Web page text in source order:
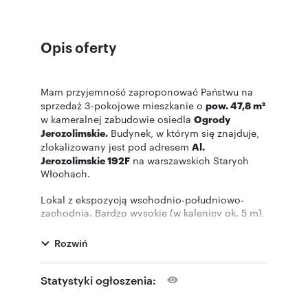
Opis oferty
Mam przyjemność zaproponować Państwu na
sprzedaż 3-pokojowe mieszkanie o pow. 47,8 m²
w kameralnej zabudowie osiedla Ogrody
Jerozolimskie. Budynek, w którym się znajduje,
zlokalizowany jest pod adresem Al.
Jerozolimskie 192F na warszawskich Starych
Włochach.
Lokal z ekspozycją wschodnio-południowo-
zachodnią. Bardzo wysokie (w kalenicy ok. 5 m),
połaciowym. Z salonu wydzielona została
przestrzeń sypialniana. Aneks kuchenny przybrał
dzięki temu postać otwartej kuchni z praktyczną
wyspą. Osobny pokój może również pełnić rolę
gabinetu. Na całej długości salonu znajdują się
Rozwiń
Statystyki ogłoszenia: